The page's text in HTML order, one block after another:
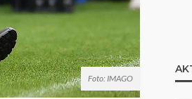
Foto: IMAGO